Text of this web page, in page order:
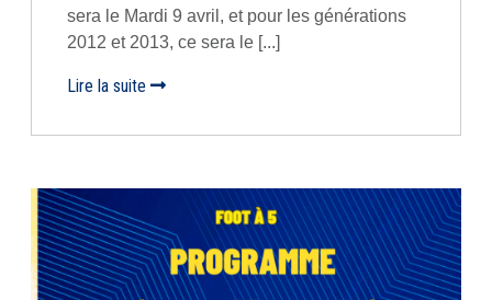
sera le Mardi 9 avril, et pour les générations
2012 et 2013, ce sera le [...]
Lire la suite